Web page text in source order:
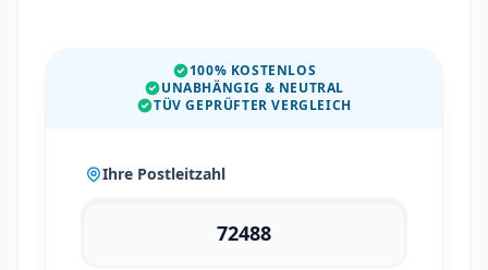
100% KOSTENLOS
UNABHÄNGIG & NEUTRAL
TÜV GEPRÜFTER VERGLEICH
Ihre Postleitzahl